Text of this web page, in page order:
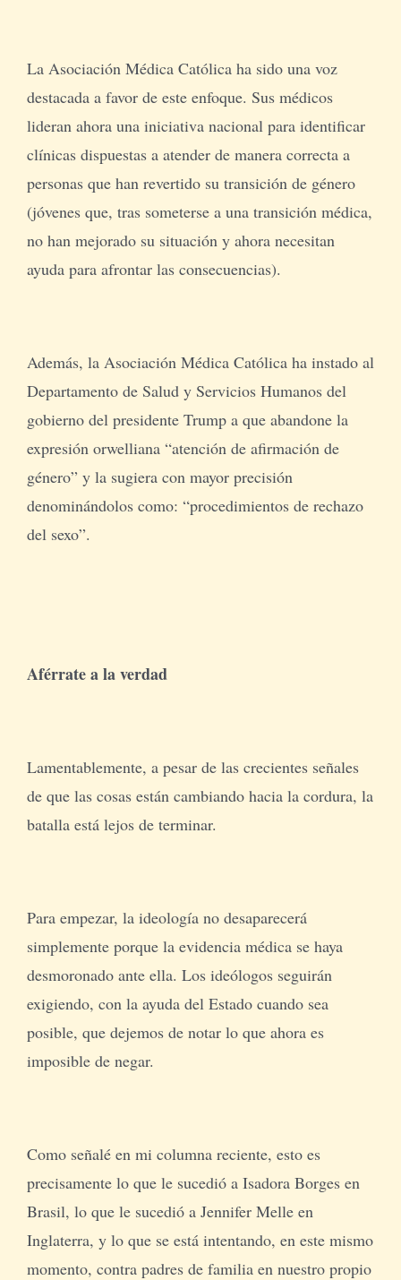
La Asociación Médica Católica ha sido una voz
destacada a favor de este enfoque. Sus médicos
lideran ahora una iniciativa nacional para identificar
clínicas dispuestas a atender de manera correcta a
personas que han revertido su transición de género
(jóvenes que, tras someterse a una transición médica,
no han mejorado su situación y ahora necesitan
ayuda para afrontar las consecuencias).
Además, la Asociación Médica Católica ha instado al
Departamento de Salud y Servicios Humanos del
gobierno del presidente Trump a que abandone la
expresión orwelliana “atención de afirmación de
género” y la sugiera con mayor precisión
denominándolos como: “procedimientos de rechazo
del sexo”.
Aférrate a la verdad
Lamentablemente, a pesar de las crecientes señales
de que las cosas están cambiando hacia la cordura, la
batalla está lejos de terminar.
Para empezar, la ideología no desaparecerá
simplemente porque la evidencia médica se haya
desmoronado ante ella. Los ideólogos seguirán
exigiendo, con la ayuda del Estado cuando sea
posible, que dejemos de notar lo que ahora es
imposible de negar.
Como señalé en mi columna reciente, esto es
precisamente lo que le sucedió a Isadora Borges en
Brasil, lo que le sucedió a Jennifer Melle en
Inglaterra, y lo que se está intentando, en este mismo
momento, contra padres de familia en nuestro propio